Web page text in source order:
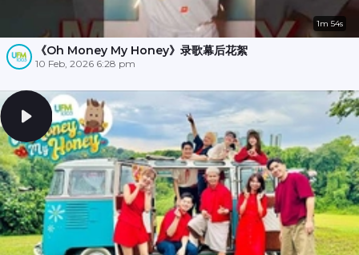
1m 54s
《Oh Money My Honey》录歌幕后花絮
10 Feb, 2026 6:28 pm